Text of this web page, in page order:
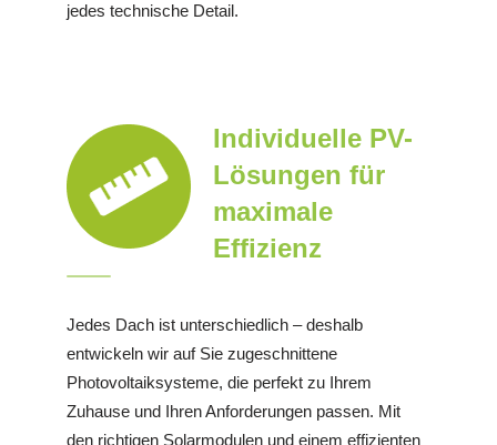
jedes technische Detail.
Individuelle PV-
Lösungen für
maximale
Effizienz
Jedes Dach ist unterschiedlich – deshalb
entwickeln wir auf Sie zugeschnittene
Photovoltaiksysteme, die perfekt zu Ihrem
Zuhause und Ihren Anforderungen passen. Mit
den richtigen Solarmodulen und einem effizienten